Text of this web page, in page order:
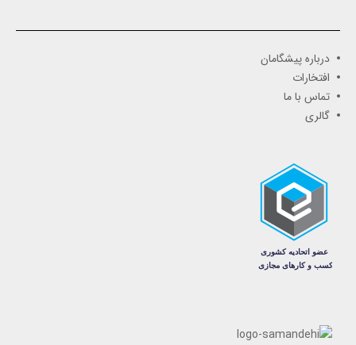
درباره پیشگامان
افتخارات
تماس با ما
گالری